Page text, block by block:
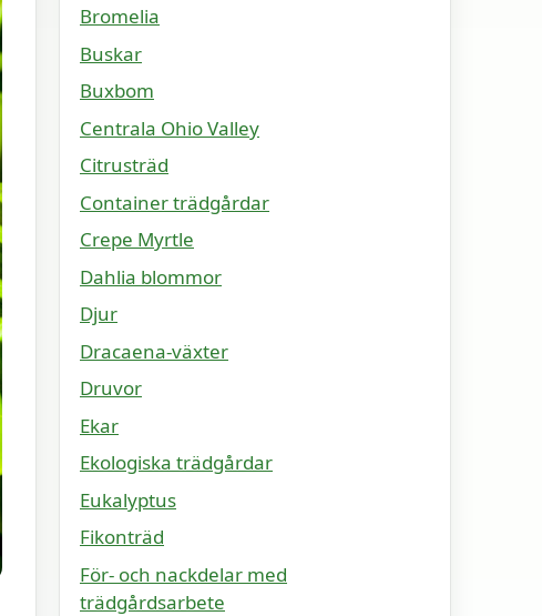
Bromelia
Buskar
Buxbom
Centrala Ohio Valley
Citrusträd
Container trädgårdar
Crepe Myrtle
Dahlia blommor
Djur
Dracaena-växter
Druvor
Ekar
Ekologiska trädgårdar
Eukalyptus
Fikonträd
För- och nackdelar med
trädgårdsarbete